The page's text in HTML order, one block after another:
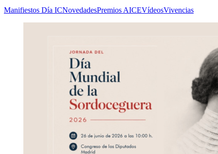
Manifiestos Día ICNovedadesPremios AICEVídeosVivencias